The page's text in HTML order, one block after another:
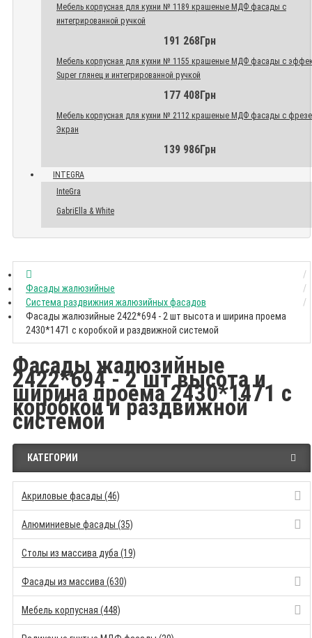
Мебель корпусная для кухни № 1189 крашеные МДФ фасады с
интегрированной ручкой
191 268Грн
Мебель корпусная для кухни № 1155 крашеные МДФ фасады с
Super глянец и интегрированной ручкой
177 408Грн
Мебель корпусная для кухни № 2112 крашеные МДФ фасады с
Экран
139 986Грн
INTEGRA
InteGra
GabriElla & White
Фасады жалюзийные
Система раздвижния жалюзийных фасадов
Фасады жалюзийные 2422*694 - 2 шт высота и ширина проема
2430*1471 с коробкой и раздвижной системой
Фасады жалюзийные
2422*694 - 2 шт высота и
ширина проема 2430*1471 с
коробкой и раздвижной
системой
КАТЕГОРИИ
Акриловые фасады (46)
Алюминиевые фасады (35)
Столы из массива дуба (19)
Фасады из массива (630)
Мебель корпусная (448)